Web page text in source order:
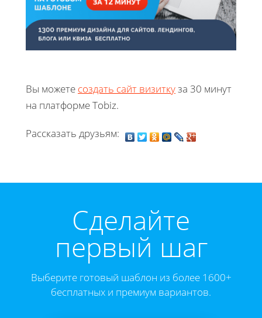
Вы можете создать сайт визиткуза 30 минут
на платформе Tobiz.
Рассказать друзьям:
Cделайте
первый шаг
Выберите готовый шаблон из более 1600+
бесплатных и премиум вариантов.